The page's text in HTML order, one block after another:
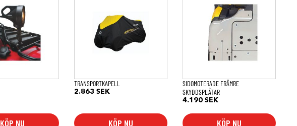
KÖP NU
TRANSPORTKAPELL
2.863SEK
KÖP NU
SIDOMOTERADE FRÄMRE
SKYDDSPLÅTAR
4.190SEK
KÖP NU